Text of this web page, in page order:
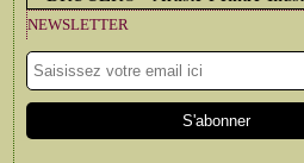
NEWSLETTER